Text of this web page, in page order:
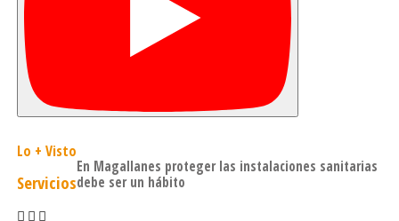
Lo + Visto
Servicios
En Magallanes proteger las instalaciones sanitarias
debe ser un hábito